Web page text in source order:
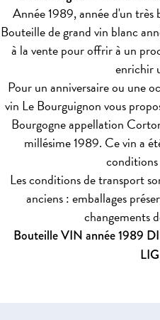
Année 1989, année d'un très
Bouteille de grand vin blanc
à la vente pour offrir à un
enrichir
Pour un anniversaire ou une
vin Le Bourguignon vous
Bourgogne appellation
millésime 1989. Ce vin a
Les conditions de transport
anciens : emballages
changements
Bouteille VIN année 1989